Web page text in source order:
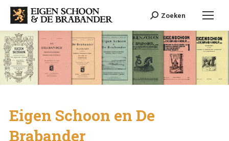
Search:Zoeken
Eigen Schoon en De
Brabander